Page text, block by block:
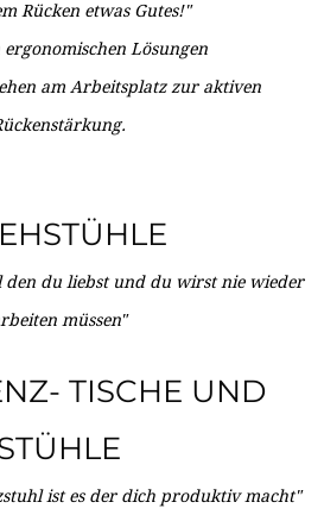
Rücken etwas Gutes!"
Lösungen
am Arbeitsplatz zur aktiven
den du liebst und du wirst nie wieder
müssen"
TISCHE UND
ist es der dich produktiv macht"